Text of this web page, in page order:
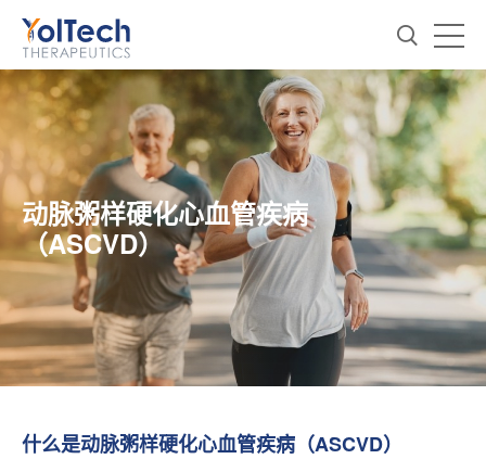
动脉粥样硬化心血管疾病
（ASCVD）
什么是动脉粥样硬化心血管疾病（ASCVD）